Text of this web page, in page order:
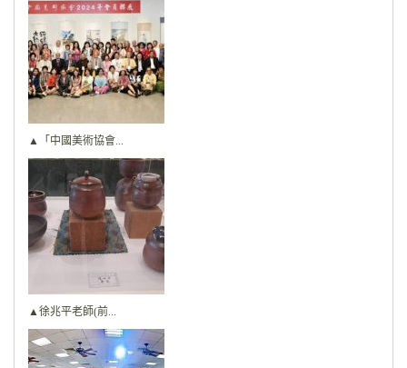
▲「中國美術協會...
▲徐兆平老師(前...